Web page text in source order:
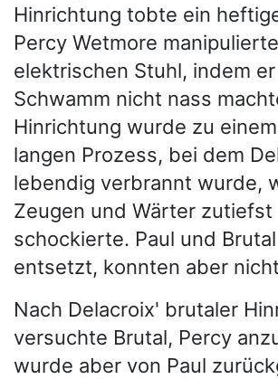
Hinrichtung tobte ein
Percy Wetmore
elektrischen Stuhl, indem
Schwamm nicht nass
Hinrichtung wurde zu
langen Prozess, bei dem
lebendig verbrannt wurde,
Zeugen und Wärter zutiefst
schockierte. Paul und
entsetzt, konnten aber
Nach Delacroix' brutaler
versuchte Brutal, Percy
wurde aber von Paul